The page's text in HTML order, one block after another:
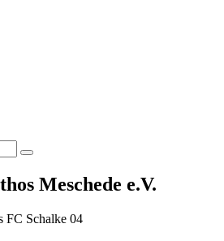
Meschede e.V.
FC Schalke 04